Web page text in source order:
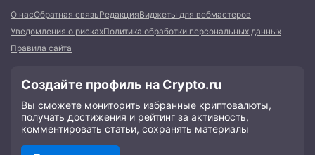
О насОбратная связьРедакцияВиджеты для вебмастеров
Уведомления о рискахПолитика обработки персональных данных
Правила сайта
Создайте профиль на Crypto.ru
Вы сможете мониторить избранные криптовалюты,
получать достижения и рейтинг за активность,
комментировать статьи, сохранять материалы